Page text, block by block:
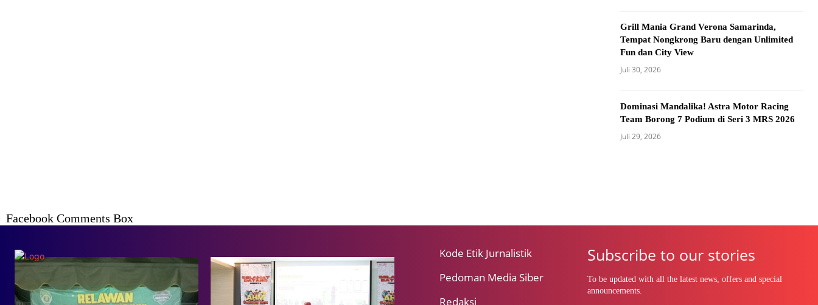
Grill Mania Grand Verona Samarinda,
Tempat Nongkrong Baru dengan Unlimited
Fun dan City View
Juli 30, 2026
Dominasi Mandalika! Astra Motor Racing
Team Borong 7 Podium di Seri 3 MRS 2026
Juli 29, 2026
Facebook Comments Box
Kode Etik Jurnalistik
Pedoman Media Siber
Redaksi
Subscribe to our stories
To be updated with all the latest news, offers and special
announcements.